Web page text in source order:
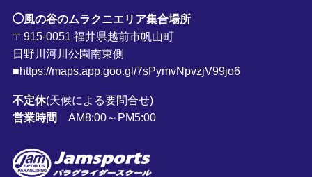
◯風の谷のムラクニエリア集合場所
〒915-0051 福井県越前市帆山町
日野川河川公園南東側
■https://maps.app.goo.gl/7sPymvNpvzjV99jo6
不定休(天候による要問合せ)
営業時間
AM8:00～PM5:00